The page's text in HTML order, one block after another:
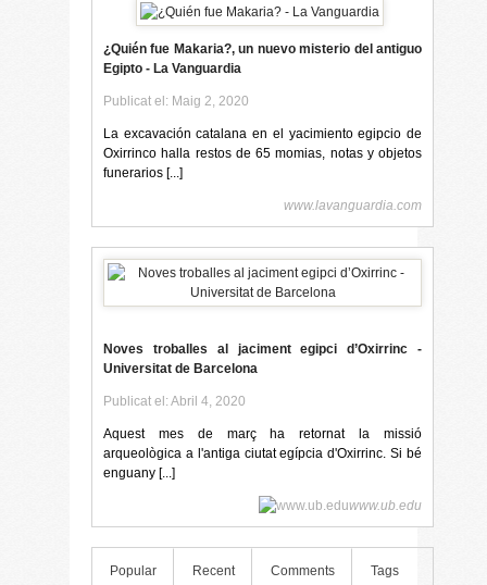
¿Quién fue Makaria?, un nuevo misterio del antiguo
Egipto - La Vanguardia
Publicat el: Maig 2, 2020
La excavación catalana en el yacimiento egipcio de
Oxirrinco halla restos de 65 momias, notas y objetos
funerarios [...]
www.lavanguardia.com
Noves troballes al jaciment egipci d’Oxirrinc -
Universitat de Barcelona
Publicat el: Abril 4, 2020
Aquest mes de març ha retornat la missió
arqueològica a l'antiga ciutat egípcia d'Oxirrinc. Si bé
enguany [...]
www.ub.edu
Popular Recent Comments Tags